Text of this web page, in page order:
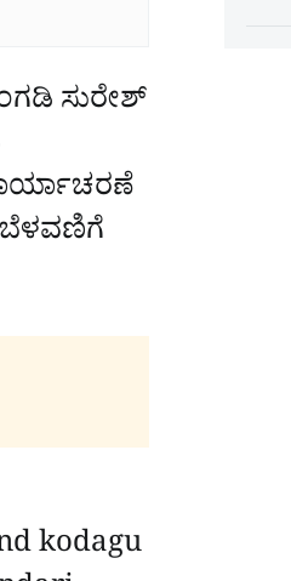
ಸುರೇಶ್‌
ಬೆಳವಣಿಗೆ
kodagu